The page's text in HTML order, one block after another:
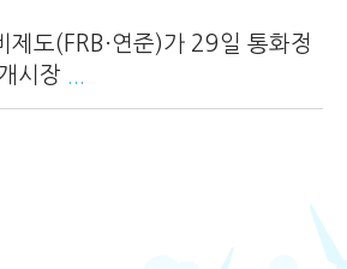
제도(FRB·연준)가 29일 통화정
시장